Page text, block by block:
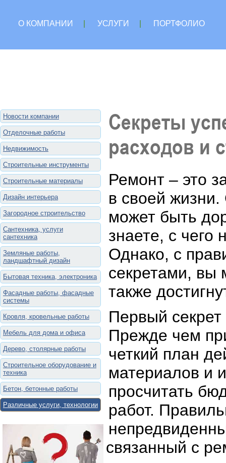
О КОМПАНИИ УСЛУГИ
ПОРТФОЛИО
Новости компании
Отделочные работы
Недвижимость
Строительные инструменты
Строительные материалы
Дизайн интерьера
Загородное строительство
Сантехника, услуги
сантехника
Земляные работы,
ландшафтный дизайн
Бытовая техника, электроника
Фасадные работы, фасадные
системы
Кровля, кровельные работы
Мебель для дома и офиса
Дерево, столярные работы
Строительное оборудование и
техника
Бетон, бетонные работы
Различные услуги, технологии
Секреты
расходов и
Ремонт – это
в своей
может быть
знаете, с чего
Однако, с
секретами, вы
также
Первый
Прежде чем
четкий план
материалов и
просчитать
работ.
связанный с